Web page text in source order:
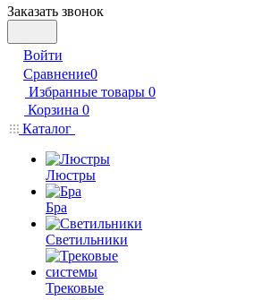
Заказать звонок
Войти
Сравнение0
Избранные товары 0
Корзина 0
Каталог
Люстры
Бра
Светильники
Трековые